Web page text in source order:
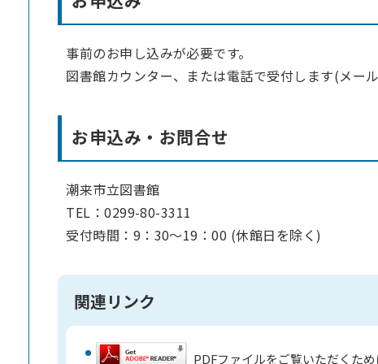
事前のお申し込みが必要です。
図書館カウンター、または電話で受付します(メール
お申込み・お問合せ
潮来市立図書館
TEL：0299-80-3311
受付時間：9：30～19：00 (休館日を除く)
関連リンク
PDFファイルをご覧いただくた